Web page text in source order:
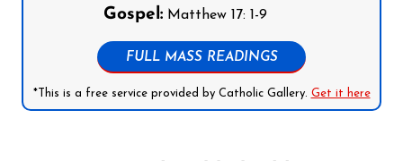
Gospel:Matthew 17: 1-9
FULL MASS READINGS
*This is a free service provided by Catholic Gallery. Get it here